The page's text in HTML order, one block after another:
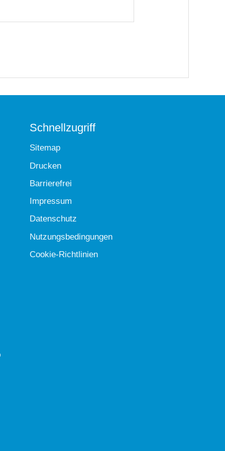
Schnellzugriff
Sitemap
Drucken
Barrierefrei
Impressum
Datenschutz
Nutzungsbedingungen
Cookie-Richtlinien